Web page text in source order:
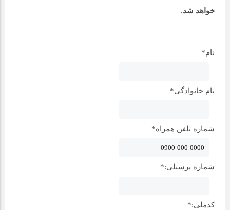
خواهد شد.
نام*
نام خانوادگی*
شماره تلفن همراه*
شماره پرسنلی:*
کدملی:*